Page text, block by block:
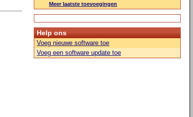
Meer laatste toevoegingen
Help ons
Voeg nieuwe software toe
Voeg een software update toe